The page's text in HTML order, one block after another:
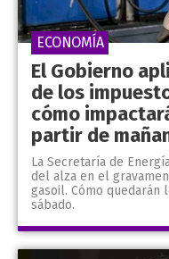
El Gobierno
de los
cómo
partir de
La Secretaría de
del alza en el
gasoil. Cómo quedarán
sábado.
ECONOMÍA